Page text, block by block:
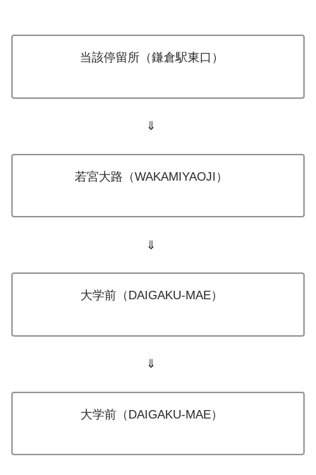
当該停留所（鎌倉駅東口）
⇓
若宮大路（WAKAMIYAOJI）
⇓
大学前（DAIGAKU-MAE）
⇓
大学前（DAIGAKU-MAE）